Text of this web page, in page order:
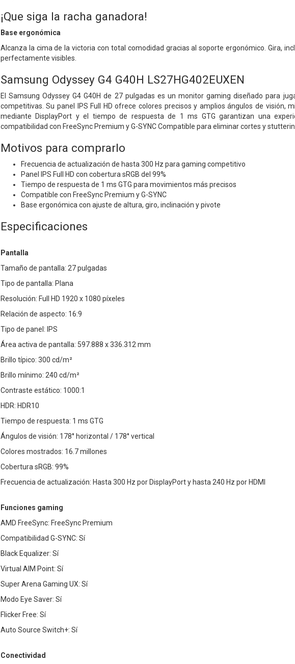
¡Que siga la racha ganadora!
Base ergonómica
Alcanza la cima de la victoria con total comodidad gracias al soporte ergonómico. Gira,
perfectamente visibles.
Samsung Odyssey G4 G40H LS27HG402EUXEN
El Samsung Odyssey G4 G40H de 27 pulgadas es un monitor gaming diseñado para
competitivas. Su panel IPS Full HD ofrece colores precisos y amplios ángulos de visión,
mediante DisplayPort y el tiempo de respuesta de 1 ms GTG garantizan una
compatibilidad con FreeSync Premium y G-SYNC Compatible para eliminar cortes y
Motivos para comprarlo
Frecuencia de actualización de hasta 300 Hz para gaming competitivo
Panel IPS Full HD con cobertura sRGB del 99%
Tiempo de respuesta de 1 ms GTG para movimientos más precisos
Compatible con FreeSync Premium y G-SYNC
Base ergonómica con ajuste de altura, giro, inclinación y pivote
Especificaciones
Pantalla
Tamaño de pantalla: 27 pulgadas
Tipo de pantalla: Plana
Resolución: Full HD 1920 x 1080 píxeles
Relación de aspecto: 16:9
Tipo de panel: IPS
Área activa de pantalla: 597.888 x 336.312 mm
Brillo típico: 300 cd/m²
Brillo mínimo: 240 cd/m²
Contraste estático: 1000:1
HDR: HDR10
Tiempo de respuesta: 1 ms GTG
Ángulos de visión: 178° horizontal / 178° vertical
Colores mostrados: 16.7 millones
Cobertura sRGB: 99%
Frecuencia de actualización: Hasta 300 Hz por DisplayPort y hasta 240 Hz por HDMI
Funciones gaming
AMD FreeSync: FreeSync Premium
Compatibilidad G-SYNC: Sí
Black Equalizer: Sí
Virtual AIM Point: Sí
Super Arena Gaming UX: Sí
Modo Eye Saver: Sí
Flicker Free: Sí
Auto Source Switch+: Sí
Conectividad